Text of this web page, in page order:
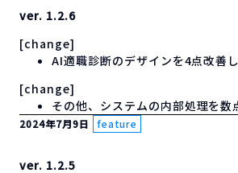
ver. 1.2.6
[change]
AI適職診断のデザインを4点改善し
[change]
その他、システムの内部処理を数
2024年7月9日 feature
ver. 1.2.5